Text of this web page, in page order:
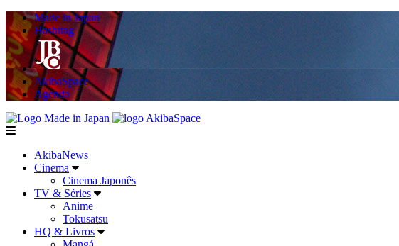
Made in Japan
Hashitag
AkibaSpace
Agenda
Powered By Made in Japan
AkibaSpace
menu
AkibaNews
Cinema
Cinema Japonês
TV & Séries
Anime
Tokusatsu
HQ & Livros